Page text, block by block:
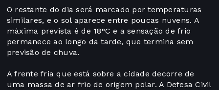
O restante do dia será marcado por temperaturas
similares, e o sol aparece entre poucas nuvens. A
máxima prevista é de 18°C e a sensação de frio
permanece ao longo da tarde, que termina sem
previsão de chuva.
A frente fria que está sobre a cidade decorre de
uma massa de ar frio de origem polar. A Defesa Civil